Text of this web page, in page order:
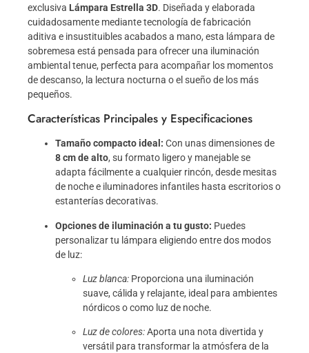
exclusiva Lámpara Estrella 3D. Diseñada y elaborada
cuidadosamente mediante tecnología de fabricación
aditiva e insustituibles acabados a mano, esta lámpara de
sobremesa está pensada para ofrecer una iluminación
ambiental tenue, perfecta para acompañar los momentos
de descanso, la lectura nocturna o el sueño de los más
pequeños.
Características Principales y Especificaciones
Tamaño compacto ideal: Con unas dimensiones de
8 cm de alto, su formato ligero y manejable se
adapta fácilmente a cualquier rincón, desde mesitas
de noche e iluminadores infantiles hasta escritorios o
estanterías decorativas.
Opciones de iluminación a tu gusto: Puedes
personalizar tu lámpara eligiendo entre dos modos
de luz:
Luz blanca: Proporciona una iluminación
suave, cálida y relajante, ideal para ambientes
nórdicos o como luz de noche.
Luz de colores:Aporta una nota divertida y
versátil para transformar la atmósfera de la